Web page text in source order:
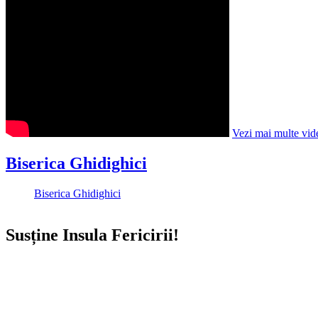
Vezi mai multe
Biserica Ghidighici
Biserica Ghidighici
Susține Insula Fericirii!